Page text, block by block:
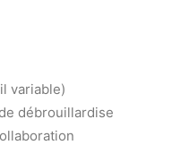
variable)
débrouillardise